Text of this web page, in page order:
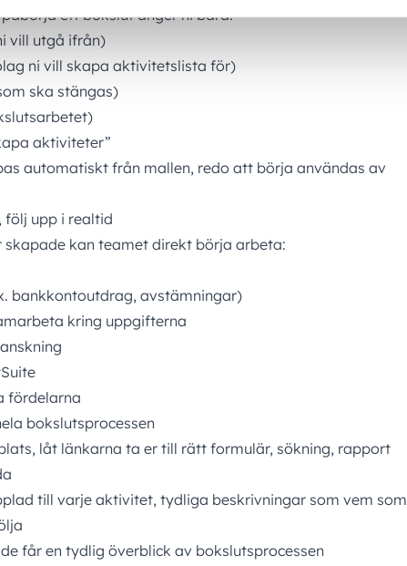
ett bokslut anger ni bara:
vill utgå ifrån)
ni vill skapa aktivitetslista för)
ska stängas)
aktiviteter”
automatiskt från mallen, redo att börja användas av
upp i realtid
kan teamet direkt börja arbeta:
bankkontoutdrag, avstämningar)
kring uppgifterna
fördelarna
bokslutsprocessen
låt länkarna ta er till rätt formulär, sökning, rapport
till varje aktivitet, tydliga beskrivningar som vem som
får en tydlig överblick av bokslutsprocessen